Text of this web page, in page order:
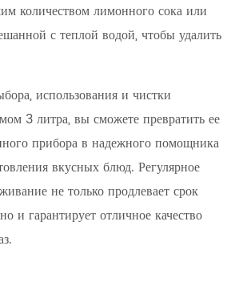
количеством лимонного сока или
с теплой водой, чтобы удалить
использования и чистки
3 литра, вы сможете превратить ее
прибора в надежного помощника
вкусных блюд. Регулярное
не только продлевает срок
и гарантирует отличное качество